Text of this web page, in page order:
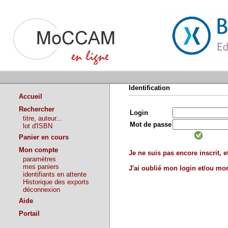
Accueil
Rechercher
titre, auteur...
lot d'ISBN
Panier en cours
Mon compte
paramètres
mes paniers
identifiants en attente
Historique des exports
déconnexion
Aide
Portail
Identification
Login
Mot de passe
Je ne suis pas encore inscrit,
J'ai oublié mon login et/ou